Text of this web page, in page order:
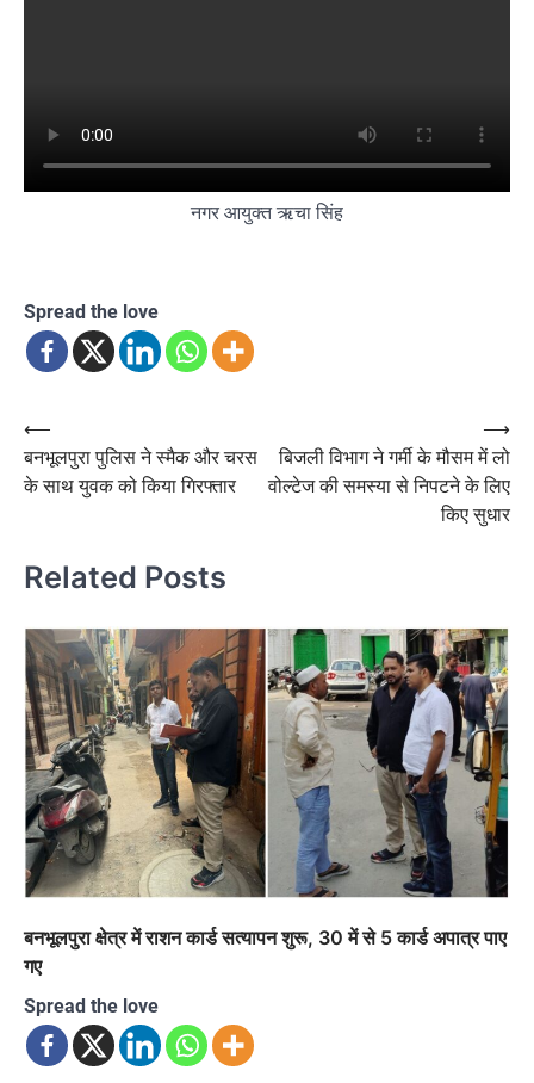
नगर आयुक्त ऋचा सिंह
Spread the love
Post
navigation
⟵
बनभूलपुरा पुलिस ने स्मैक और चरस
के साथ युवक को किया गिरफ्तार
बिजली विभाग ने गर्मी के मौसम में लो
वोल्टेज की समस्या से निपटने के लिए
किए सुधार
⟶
Related Posts
बनभूलपुरा क्षेत्र में राशन कार्ड सत्यापन शुरू, 30 में से 5 कार्ड अपात्र पाए
गए
Spread the love